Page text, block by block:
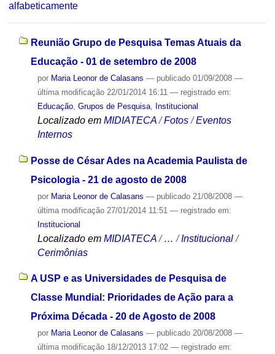
alfabeticamente
Reunião Grupo de Pesquisa Temas Atuais da
Educação - 01 de setembro de 2008
por Maria Leonor de Calasans — publicado01/09/2008 —
última modificação22/01/2014 16:11 — registrado em:
Educação, Grupos de Pesquisa, Institucional
Localizado em MIDIATECA /Fotos /Eventos
Internos
Posse de César Ades na Academia Paulista de
Psicologia - 21 de agosto de 2008
por Maria Leonor de Calasans — publicado21/08/2008 —
última modificação27/01/2014 11:51 — registrado em:
Institucional
Localizado em MIDIATECA /…/Institucional /
Cerimônias
A USP e as Universidades de Pesquisa de
Classe Mundial: Prioridades de Ação para a
Próxima Década - 20 de Agosto de 2008
por Maria Leonor de Calasans — publicado20/08/2008 —
última modificação18/12/2013 17:02 — registrado em: